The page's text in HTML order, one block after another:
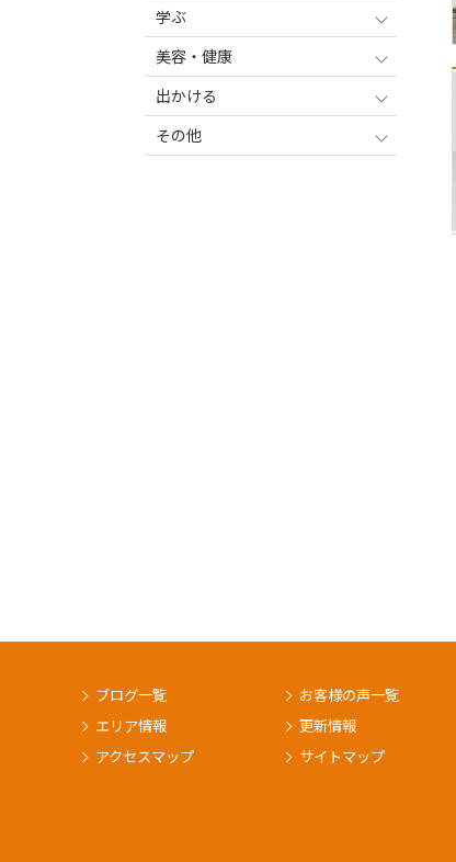
学ぶ
美容・健康
出かける
その他
ブログ一覧
エリア情報
アクセスマップ
お客様の声一覧
更新情報
サイトマップ